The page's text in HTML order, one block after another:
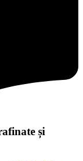
și